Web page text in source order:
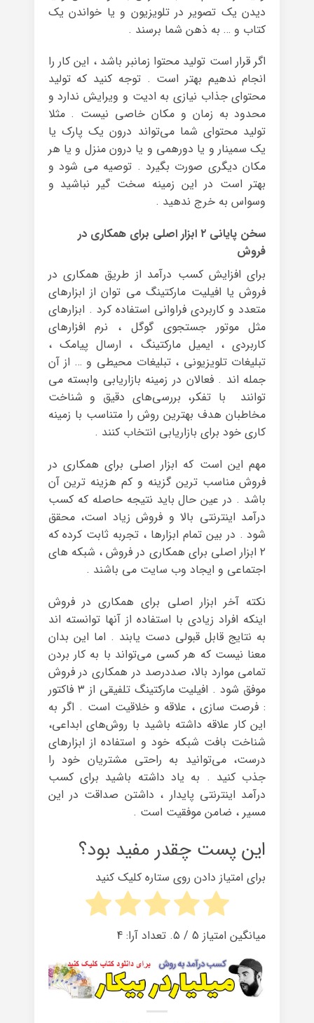
دیدن یک تصویر در تلویزیون و یا خواندن یک
کتاب و … به ذهن شما برسند .
اگر قرار است تولید محتوا زمانبر باشد ، این کار را
انجام ندهیم بهتر است . توجه کنید که تولید
محتوای جذاب نیازی به ادیت و ویرایش ندارد و
محدود به زمان و مکان خاصی نیست . مثلا
تولید محتوای شما می‌تواند درون یک پارک یا
یک سمینار و یا دورهمی و یا درون منزل و یا هر
مکان دیگری صورت بگیرد . توصیه می شود و
بهتر است در این زمینه سخت گیر نباشید و
وسواس به خرج ندهید .
سخن پایانی ۲ ابزار اصلی برای همکاری در
فروش
برای افزایش کسب درآمد از طریق همکاری در
فروش یا افیلیت مارکتینگ می توان از ابزارهای
متعدد و کاربردی فراوانی استفاده کرد . ابزارهای
مثل موتور جستجوی گوگل ، نرم افزارهای
کاربردی ، ایمیل مارکتینگ ، ارسال پیامک ،
تبلیغات تلویزیونی ، تبلیغات محیطی و … از آن
جمله اند . فعالان در زمینه بازاریابی وابسته می
توانند با تفکر، بررسی‌های دقیق و شناخت
مخاطبان هدف بهترین روش را متناسب با زمینه
کاری خود برای بازاریابی انتخاب کنند .
مهم این است که ابزار اصلی برای همکاری در
فروش مناسب ترین گزینه و کم هزینه ترین آن
باشد . در عین حال باید نتیجه حاصله که کسب
درآمد اینترنتی بالا و فروش زیاد است، محقق
شود . در بین تمام ابزارها ، تجربه ثابت کرده که
۲ ابزار اصلی برای همکاری در فروش ، شبکه های
اجتماعی و ایجاد وب سایت می باشند .
نکته آخر ابزار اصلی برای همکاری در فروش
اینکه افراد زیادی با استفاده از آنها توانسته اند
به نتایج قابل قبولی دست یابند . اما این بدان
معنا نیست که هر کسی می‌تواند با به کار بردن
تمامی موارد بالا، صددرصد در همکاری در فروش
موفق شود . افیلیت مارکتینگ تلفیقی از ۳ فاکتور
: فرصت سازی ، علاقه و خلاقیت است . اگر به
این کار علاقه داشته باشید با روش‌های ابداعی،
شناخت بافت شبکه خود و استفاده از ابزارهای
درست، می‌توانید به راحتی مشتریان خود را
جذب کنید . به یاد داشته باشید برای کسب
درآمد اینترنتی پایدار ، داشتن صداقت در این
مسیر ، ضامن موفقیت است .
این پست چقدر مفید بود؟
برای امتیاز دادن روی ستاره کلیک کنید
میانگین امتیاز 5/ ۵. تعداد آرا: 4